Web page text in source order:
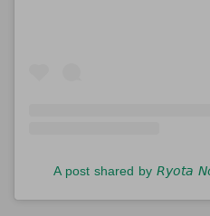
A post shared by 𝘙𝘺𝘰𝘵𝘢